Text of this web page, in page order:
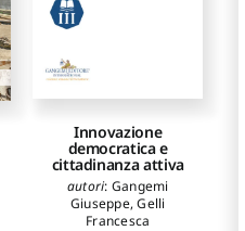
Innovazione
democratica e
cittadinanza attiva
autori: Gangemi
Giuseppe,Gelli
Francesca